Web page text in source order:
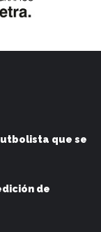
que se
de